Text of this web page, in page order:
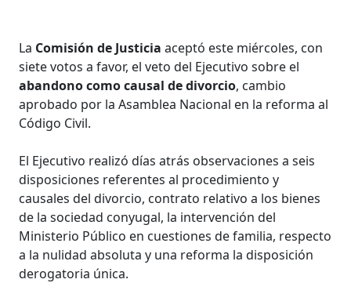
La Comisión de Justiciaaceptó este miércoles, con
siete votos a favor, el veto del Ejecutivo sobre el
abandono como causal de divorcio, cambio
aprobado por la Asamblea Nacional en la reforma al
Código Civil.
El Ejecutivo realizó días atrás observaciones a seis
disposiciones referentes al procedimiento y
causales del divorcio, contrato relativo a los bienes
de la sociedad conyugal, la intervención del
Ministerio Público en cuestiones de familia, respecto
a la nulidad absoluta y una reforma la disposición
derogatoria única.